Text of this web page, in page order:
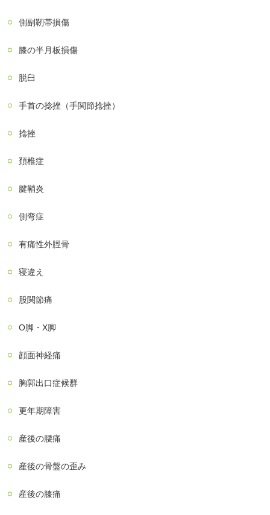
側副靭帯損傷
膝の半月板損傷
脱臼
手首の捻挫（手関節捻挫）
捻挫
頚椎症
腱鞘炎
側弯症
有痛性外脛骨
寝違え
股関節痛
О脚・X脚
顔面神経痛
胸郭出口症候群
更年期障害
産後の腰痛
産後の骨盤の歪み
産後の膝痛